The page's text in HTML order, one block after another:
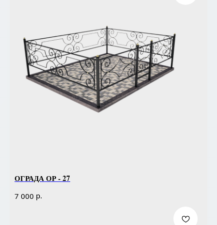
ОГРАДА ОР - 27
7 000 р.